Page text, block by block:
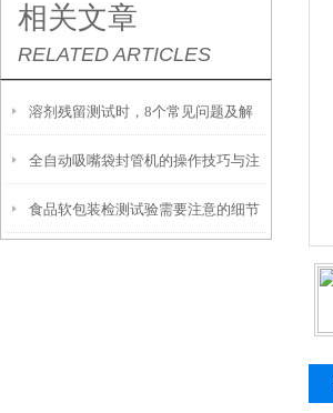
相关文章
RELATED ARTICLES
溶剂残留测试时，8个常见问题及解
决方式请收好
全自动吸嘴袋封管机的操作技巧与注
意事项
食品软包装检测试验需要注意的细节